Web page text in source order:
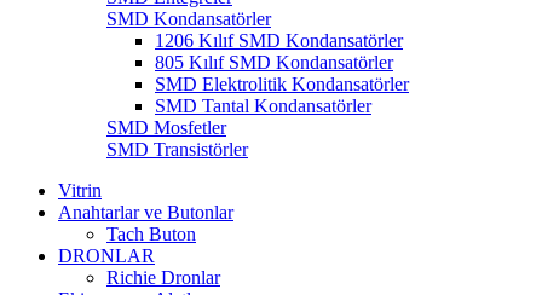
SMD Kondansatörler
1206 Kılıf SMD Kondansatörler
805 Kılıf SMD Kondansatörler
SMD Elektrolitik Kondansatörler
SMD Tantal Kondansatörler
SMD Mosfetler
SMD Transistörler
Vitrin
Anahtarlar ve Butonlar
Tach Buton
DRONLAR
Richie Dronlar